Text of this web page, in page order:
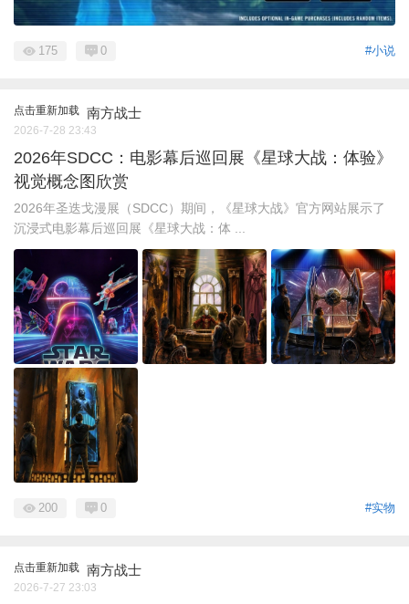
#小说
175 0
点击重新加载 南方战士
2026-7-28 23:43
2026年SDCC：电影幕后巡回展《星球大战：体验》
视觉概念图欣赏
2026年圣迭戈漫展（SDCC）期间，《星球大战》官方网站展示了
沉浸式电影幕后巡回展《星球大战：体 ...
#实物
200 0
点击重新加载 南方战士
2026-7-27 23:03